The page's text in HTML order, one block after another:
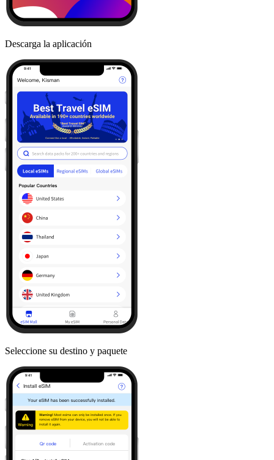
Descarga la aplicación
Seleccione su destino y paquete